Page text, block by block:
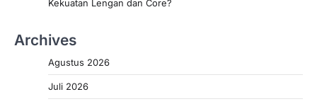
Kekuatan Lengan dan Core?
Archives
Agustus 2026
Juli 2026